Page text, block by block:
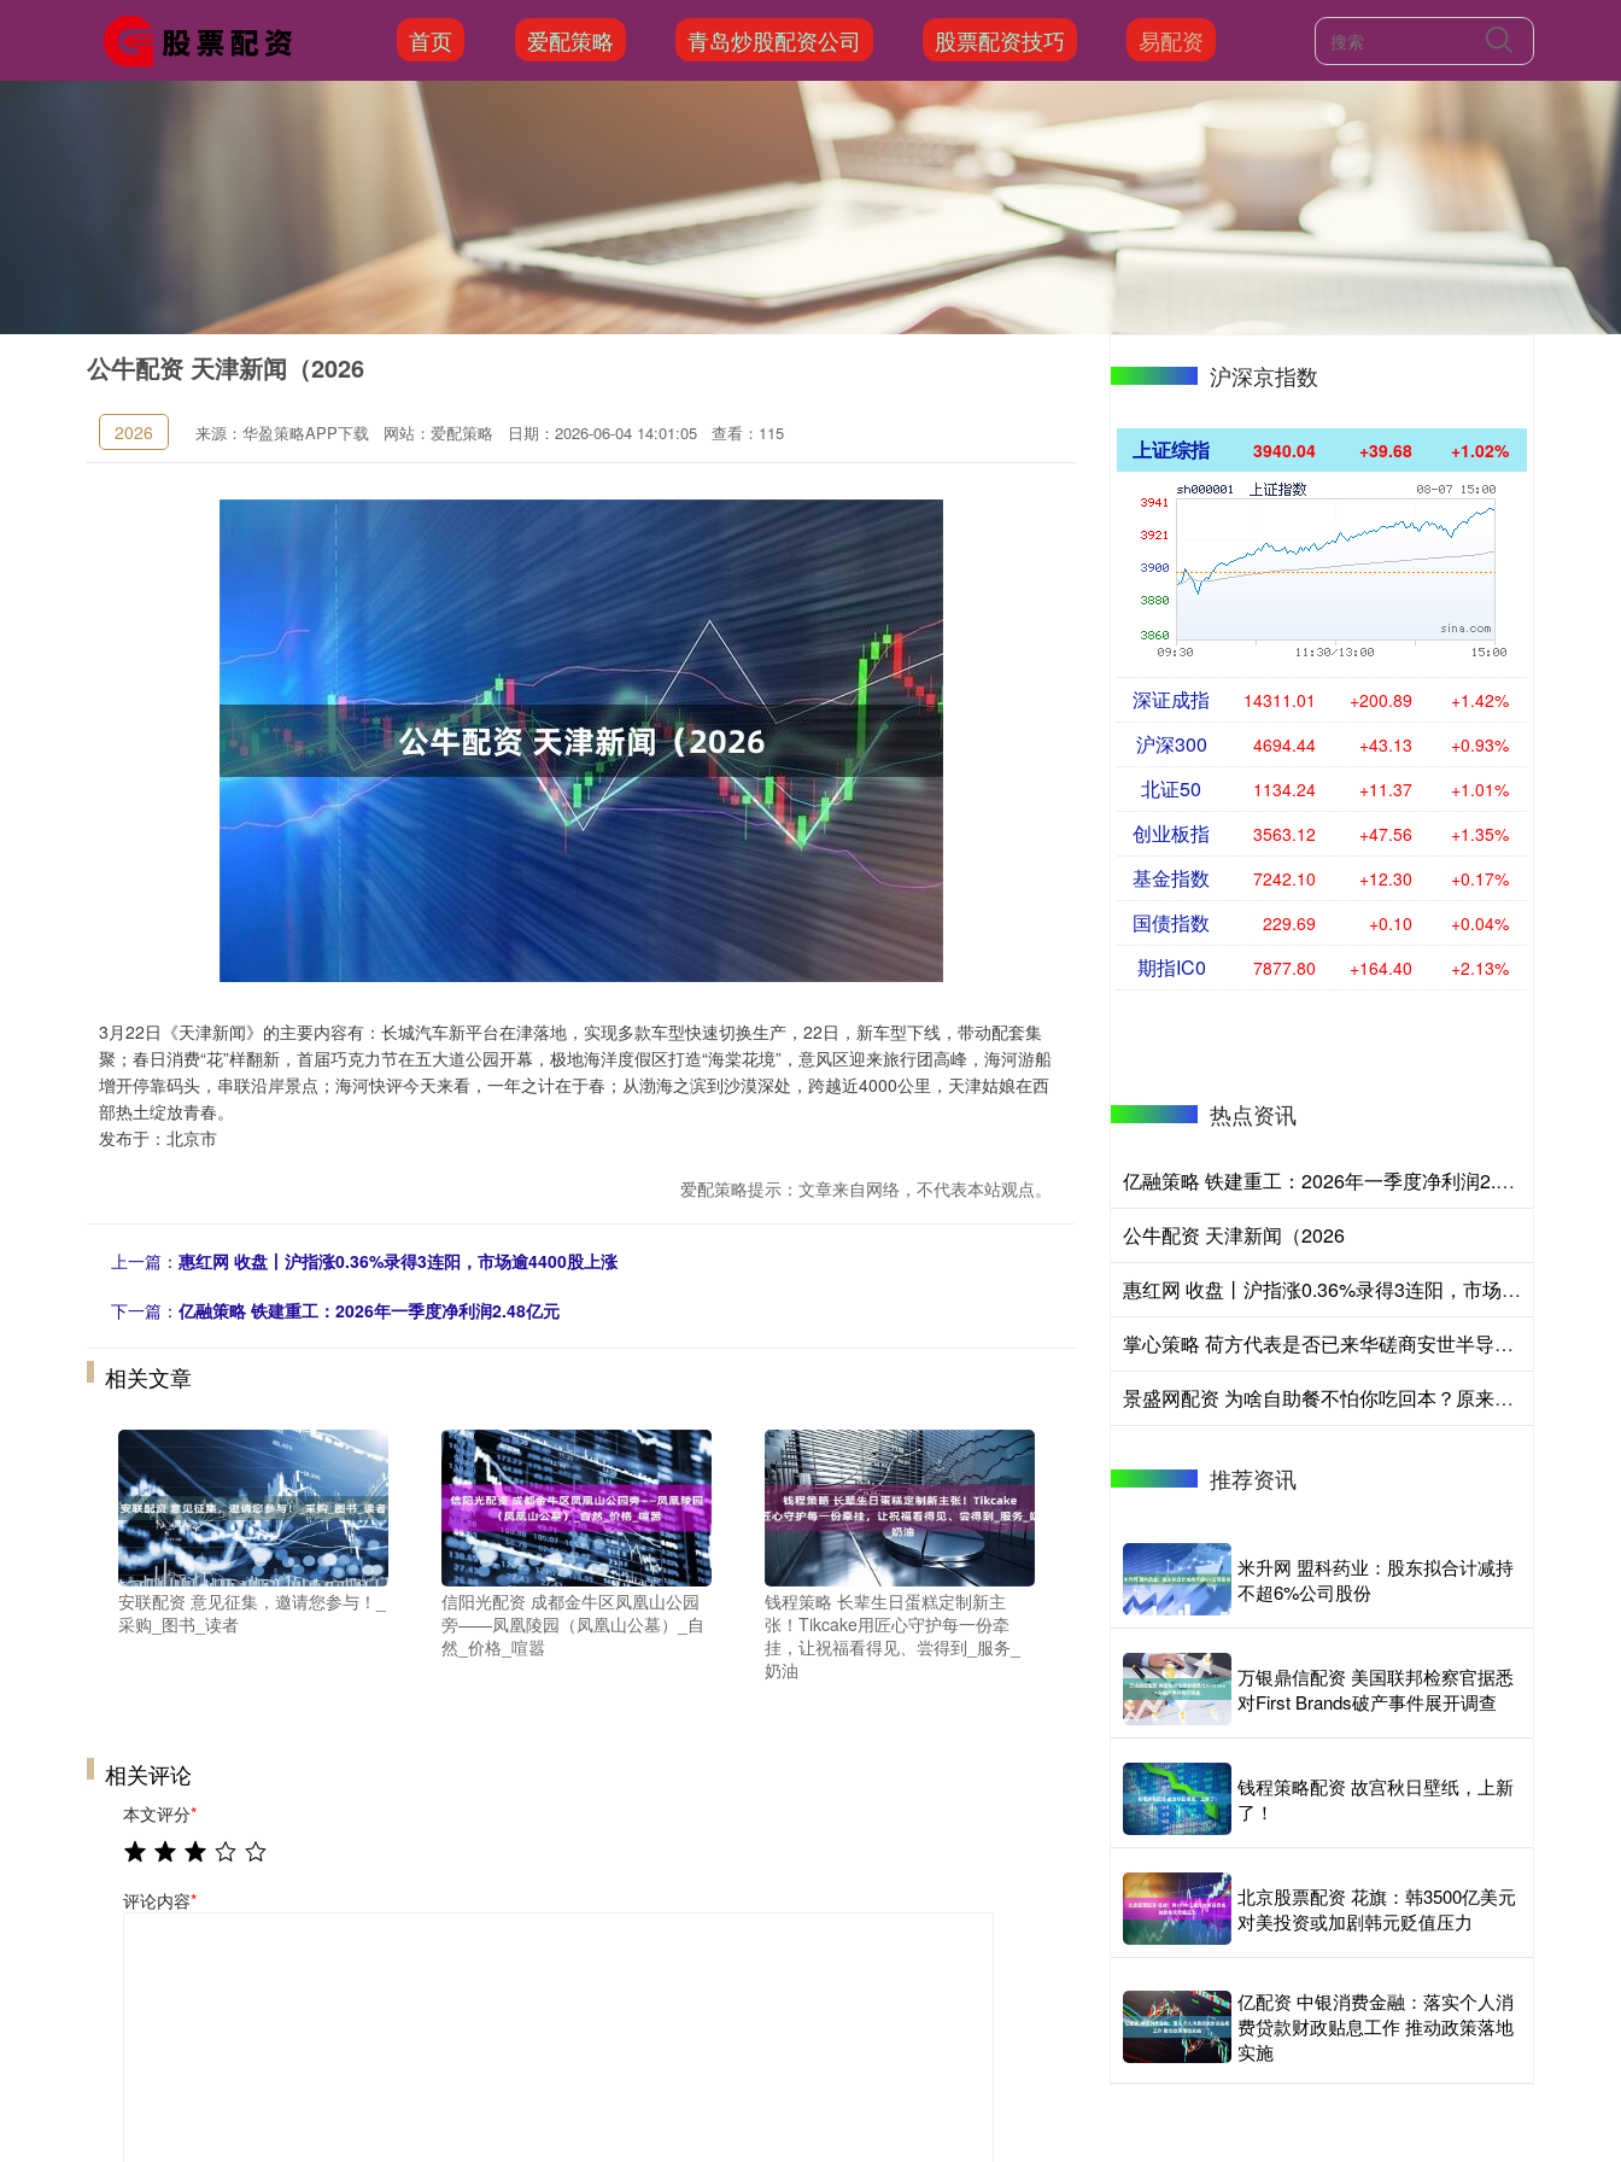
首页 爱配策略 青岛炒股配资公司 股票配资技巧 易配资
公牛配资 天津新闻（2026
2026 来源：华盈策略APP下载 网站：爱配策略 日期：2026-06-04 14:01:05 查看：115
3月22日《天津新闻》的主要内容有：长城汽车新平台在津落地，实现多款车型快速切换生产，22日，新车型下线，带动配套集
聚；春日消费“花”样翻新，首届巧克力节在五大道公园开幕，极地海洋度假区打造“海棠花境”，意风区迎来旅行团高峰，海河游船
增开停靠码头，串联沿岸景点；海河快评今天来看，一年之计在于春；从渤海之滨到沙漠深处，跨越近4000公里，天津姑娘在西
部热土绽放青春。
发布于：北京市
爱配策略提示：文章来自网络，不代表本站观点。
上一篇： 惠红网 收盘丨沪指涨0.36%录得3连阳，市场逾4400股上涨
下一篇： 亿融策略 铁建重工：2026年一季度净利润2.48亿元
相关文章
安联配资 意见征集，邀请您参与！_
采购_图书_读者
信阳光配资 成都金牛区凤凰山公园
旁——凤凰陵园（凤凰山公墓）_自
然_价格_喧嚣
钱程策略 长辈生日蛋糕定制新主
张！Tikcake用匠心守护每一份牵
挂，让祝福看得见、尝得到_服务_
奶油
相关评论
本文评分*
评论内容*
沪深京指数
上证综指 3940.04 +39.68 +1.02%
深证成指 14311.01 +200.89 +1.42%
沪深300 4694.44 +43.13 +0.93%
北证50 1134.24 +11.37 +1.01%
创业板指 3563.12 +47.56 +1.35%
基金指数 7242.10 +12.30 +0.17%
国债指数 229.69 +0.10 +0.04%
期指IC0 7877.80 +164.40 +2.13%
热点资讯
亿融策略 铁建重工：2026年一季度净利润2.48亿元
公牛配资 天津新闻（2026
惠红网 收盘丨沪指涨0.36%录得3连阳，市场逾4400股上涨
掌心策略 荷方代表是否已来华磋商安世半导体问题？商务部回应
景盛网配资 为啥自助餐不怕你吃回本？原来中了老板的“套路”，难怪一吃就饱
推荐资讯
米升网 盟科药业：股东拟合计减持
不超6%公司股份
万银鼎信配资 美国联邦检察官据悉
对First Brands破产事件展开调查
钱程策略配资 故宫秋日壁纸，上新
了！
北京股票配资 花旗：韩3500亿美元
对美投资或加剧韩元贬值压力
亿配资 中银消费金融：落实个人消
费贷款财政贴息工作 推动政策落地
实施